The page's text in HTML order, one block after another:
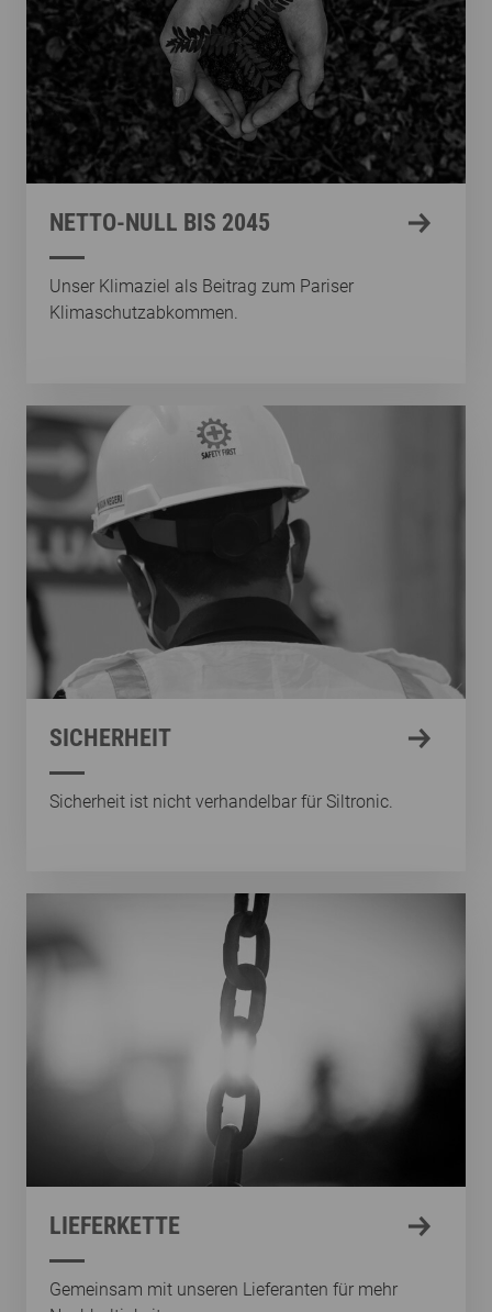
NETTO-NULL BIS 2045
Unser Klimaziel als Beitrag zum Pariser
Klimaschutzabkommen.
SICHERHEIT
Sicherheit ist nicht verhandelbar für Siltronic.
LIEFERKETTE
Gemeinsam mit unseren Lieferanten für mehr